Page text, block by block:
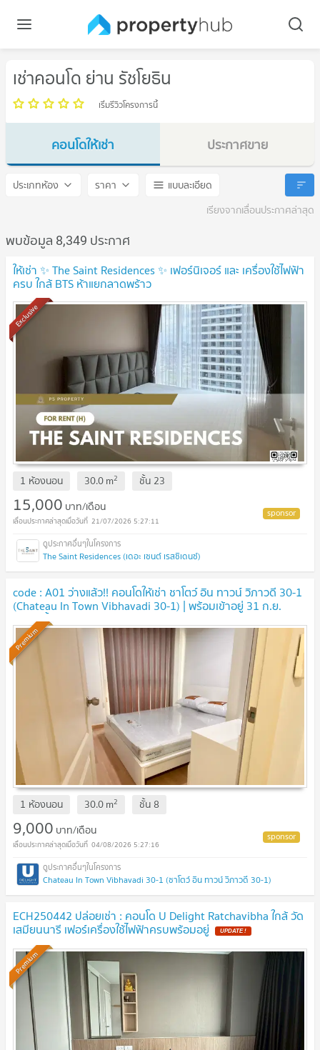
เช่าคอนโด ย่าน รัชโยธิน
เริ่มรีวิวโครงการนี้
คอนโดให้เช่า
ประกาศขาย
ประเภทห้อง ราคา
แบบละเอียด
เรียงจากเลื่อนประกาศล่าสุด
พบข้อมูล 8,349 ประกาศ
ให้เช่า ✨ The Saint Residences ✨ เฟอร์นิเจอร์ และ เครื่องใช้ไฟฟ้า
ครบ ใกล้ BTS ห้าแยกลาดพร้าว
Exclusive
1 ห้องนอน 30.0m2 ชั้น 23
15,000 บาท/เดือน
21/07/2026 5:27:11
The Saint Residences (เดอะ เซนต์ เรสซิเดนซ์)
code : A01 ว่างแล้ว!! คอนโดให้เช่า ชาโตว์ อิน ทาวน์ วิภาวดี 30-1
(Chateau In Town Vibhavadi 30-1) | พร้อมเข้าอยู่ 31 ก.ย.
2569 นี้
Premium
1 ห้องนอน 30.0m2 ชั้น 8
9,000 บาท/เดือน
04/08/2026 5:27:16
Chateau In Town Vibhavadi 30-1 (ชาโตว์ อิน ทาวน์ วิภาวดี 30-1)
ECH250442 ปล่อยเช่า : คอนโด U Delight Ratchavibha ใกล้ วัด
เสมียนนารี เฟอร์เครื่องใช้ไฟฟ้าครบพร้อมอยู่
Premium